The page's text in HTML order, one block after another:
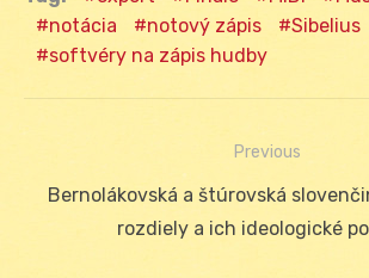
notácia
notový zápis
Sibelius
softvéry na zápis hudby
Navigácia
Previous
Previous
Bernolákovská a štúrovská
rozdiely a ich ideologické